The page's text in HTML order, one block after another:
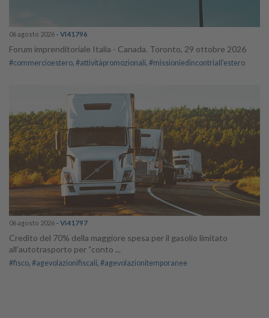
06 agosto 2026 - VI41796
Forum imprenditoriale Italia - Canada. Toronto, 29 ottobre 2026
#commercioestero #attivitàpromozionali #missioniedincontriall'estero
06 agosto 2026 - VI41797
Credito del 70% della maggiore spesa per il gasolio limitato
all’autotrasporto per “conto ...
#fisco #agevolazionifiscali #agevolazionitemporanee